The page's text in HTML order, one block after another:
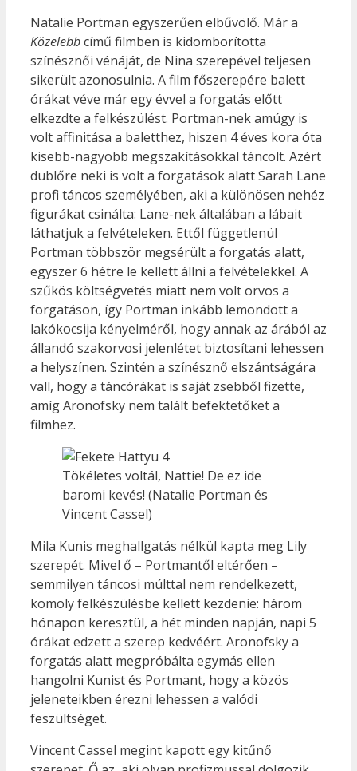
Natalie Portman egyszerűen elbűvölő. Már a
Közelebbcímű filmben is kidomborította
színésznői vénáját, de Nina szerepével teljesen
sikerült azonosulnia. A film főszerepére balett
órákat véve már egy évvel a forgatás előtt
elkezdte a felkészülést. Portman-nek amúgy is
volt affinitása a baletthez, hiszen 4 éves kora óta
kisebb-nagyobb megszakításokkal táncolt. Azért
dublőre neki is volt a forgatások alatt Sarah Lane
profi táncos személyében, aki a különösen nehéz
figurákat csinálta: Lane-nek általában a lábait
láthatjuk a felvételeken. Ettől függetlenül
Portman többször megsérült a forgatás alatt,
egyszer 6 hétre le kellett állni a felvételekkel. A
szűkös költségvetés miatt nem volt orvos a
forgatáson, így Portman inkább lemondott a
lakókocsija kényelméről, hogy annak az árából az
állandó szakorvosi jelenlétet biztosítani lehessen
a helyszínen. Szintén a színésznő elszántságára
vall, hogy a táncórákat is saját zsebből fizette,
amíg Aronofsky nem talált befektetőket a
filmhez.
Tökéletes voltál, Nattie! De ez ide
baromi kevés! (Natalie Portman és
Vincent Cassel)
Mila Kunis meghallgatás nélkül kapta meg Lily
szerepét. Mivel ő – Portmantől eltérően –
semmilyen táncosi múlttal nem rendelkezett,
komoly felkészülésbe kellett kezdenie: három
hónapon keresztül, a hét minden napján, napi 5
órákat edzett a szerep kedvéért. Aronofsky a
forgatás alatt megpróbálta egymás ellen
hangolni Kunist és Portmant, hogy a közös
jeleneteikben érezni lehessen a valódi
feszültséget.
Vincent Cassel megint kapott egy kitűnő